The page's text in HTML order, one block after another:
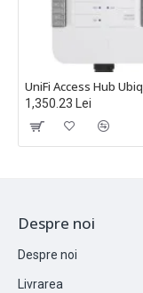
1,350.23 Lei
Despre noi
Despre noi
Livrarea